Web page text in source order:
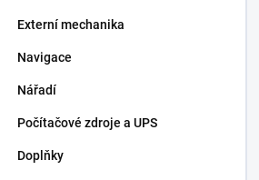
Externí mechanika
Navigace
Nářadí
Počítačové zdroje a UPS
Doplňky